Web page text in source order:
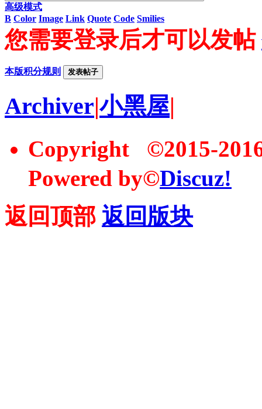
高级模式
B Color Image Link Quote Code Smilies
您需要登录后才可以发帖
本版积分规则 发表帖子
Archiver|小黑屋|
Copyright ©2015-
Powered by©Discuz!
返回顶部 返回版块